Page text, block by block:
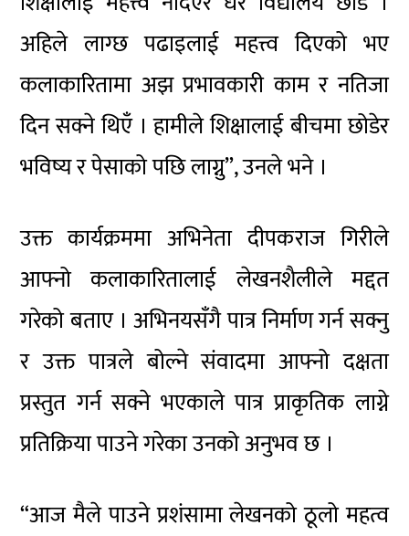
अहिले लाग्छ पढाइलाई महत्त्व दिएको भए
कलाकारितामा अझ प्रभावकारी काम र नतिजा
दिन सक्ने थिएँ । हामीले शिक्षालाई बीचमा छोडेर
भविष्य र पेसाको पछि लाग्नु”, उनले भने ।
उक्त कार्यक्रममा अभिनेता दीपकराज गिरीले
आफ्नो कलाकारितालाई लेखनशैलीले मद्दत
गरेको बताए । अभिनयसँगै पात्र निर्माण गर्न सक्नु
र उक्त पात्रले बोल्ने संवादमा आफ्नो दक्षता
प्रस्तुत गर्न सक्ने भएकाले पात्र प्राकृतिक लाग्ने
प्रतिक्रिया पाउने गरेका उनको अनुभव छ ।
“आज मैले पाउने प्रशंसामा लेखनको ठूलो महत्व